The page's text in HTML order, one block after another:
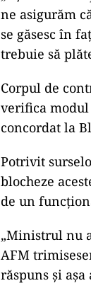
ne asigurăm
se găsesc în
trebuie să
Corpul de
verifica
concordat la
Potrivit
blocheze
de un
„Ministrul nu
AFM
răspuns şi